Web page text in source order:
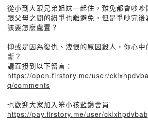
從小到大跟兄弟姐妹一起住，難免都會吵吵
跟父母之間的紛爭也難避免，但是爭吵完
該要怎麼處置？
抑或是因為復仇、洩恨的原因殺人，你心
斷？
請直接到以下留言：
https://open.firstory.me/user/
q/comments
也歡迎大家加入笨小孩藍鑽會員
https://pay.firstory.me/user/